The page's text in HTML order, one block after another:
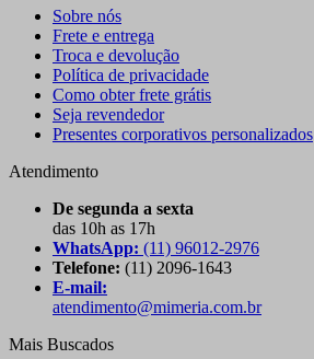
Sobre nós
Frete e entrega
Troca e devolução
Política de privacidade
Como obter frete grátis
Seja revendedor
Presentes corporativos personalizados
Atendimento
De segunda a sexta
das 10h as 17h
WhatsApp: (11) 96012-2976
Telefone: (11) 2096-1643
E-mail:
atendimento@mimeria.com.br
Mais Buscados